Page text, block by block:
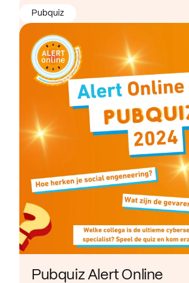
Pubquiz Alert Online
Pubquiz